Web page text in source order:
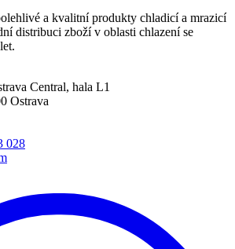
a kvalitní produkty chladicí a mrazicí
distribuci zboží v oblasti chlazení se
Central, hala L1
Ostrava
028